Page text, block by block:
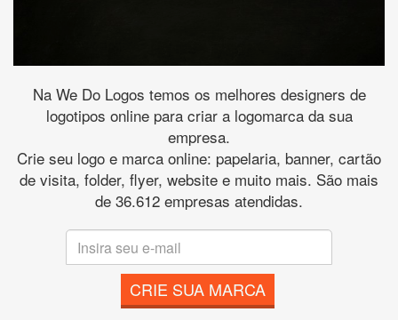
Na We Do Logos temos os melhores designers de
logotipos online para criar a logomarca da sua
empresa.
Crie seu logo e marca online: papelaria, banner, cartão
de visita, folder, flyer, website e muito mais. São mais
de 36.612 empresas atendidas.
CRIE SUA MARCA